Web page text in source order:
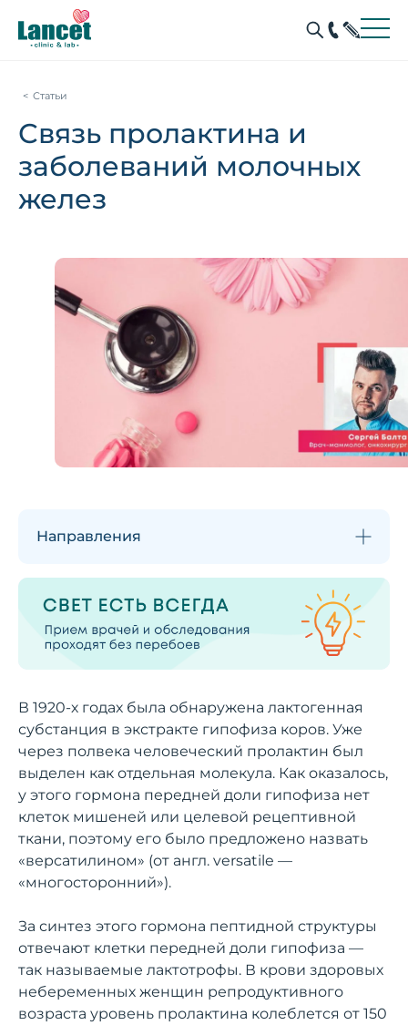
Статьи
Связь пролактина и
заболеваний молочных
желез
В 1920-х годах была обнаружена лактогенная
субстанция в экстракте гипофиза коров. Уже
через полвека человеческий пролактин был
выделен как отдельная молекула. Как оказалось,
у этого гормона передней доли гипофиза нет
клеток мишеней или целевой рецептивной
ткани, поэтому его было предложено назвать
«версатилином» (от англ. versatile —
«многосторонний»).
За синтез этого гормона пептидной структуры
отвечают клетки передней доли гипофиза —
так называемые лактотрофы. В крови здоровых
небеременных женщин репродуктивного
возраста уровень пролактина колеблется от 150
Направления